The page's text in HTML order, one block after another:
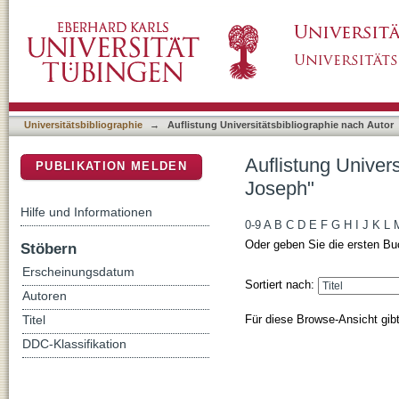
Universitätsbibliographie → Auflistung Universitätsbibliographie nach Autor
Auflistung
Joseph"
0-9 A B C D E F G H J K L
Oder geben Sie die ersten
Sortiert nach:
Für diese Browse-Ansicht
PUBLIKATION MELDEN
Hilfe und Informationen
Stöbern
Erscheinungsdatum
Autoren
Titel
DDC-Klassifikation